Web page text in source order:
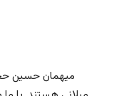
میهمان حسین